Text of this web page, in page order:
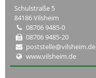
Schulstraße 5
84186 Vilsheim
08706 9485-0
08706 9485-20
poststelle@vilsheim.de
www.vilsheim.de